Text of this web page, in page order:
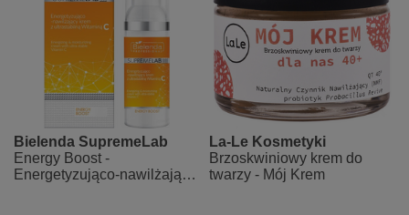
Bielenda SupremeLab
Energy Boost -
Energetyzująco-nawilżający
La-Le Kosmetyki
Brzoskwiniowy krem do
twarzy - Mój Krem